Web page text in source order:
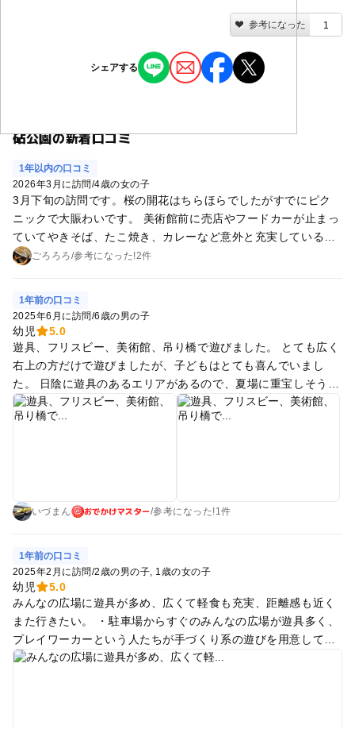
参考になった 1
シェアする
砧公園の新着口コミ
1年以内の口コミ
2026年3月に訪問/4歳の女の子
3月下旬の訪問です。桜の開花はちらほらでしたがすでにピク
ニックで大賑わいです。 美術館前に売店やフードカーが止まっ
ていてやきそば、たこ焼き、カレーなど意外と充実しているの
で事前に用意がなくてもなんとかなります（混んではいます
が回っています。ご注意ください！
ごろろろ/参考に なった!2件
1年前の口コミ
2025年6月に訪問/6歳の男の子
幼児
5.0
遊具、フリスビー、美術館、吊り橋で遊びました。 とても広く
右上の方だけで遊びましたが、子どもはとても喜んでいまし
た。 日陰に遊具のあるエリアがあるので、夏場に重宝しそうで
す。 ※近くに美術館もあります。
いづまん おでかけマスター/参考に なった!1件
1年前の口コミ
2025年2月に訪問/2歳の男の子 1歳の女の子
幼児
5.0
みんなの広場に遊具が多め、広くて軽食も充実、距離感も近く
また行きたい。 ・駐車場からすぐのみんなの広場が遊具多く、
プレイワーカーという人たちが手づくり系の遊びを用意してく
れてるのが特色（毎回いるのかは不明） ・公園全体が広く、道